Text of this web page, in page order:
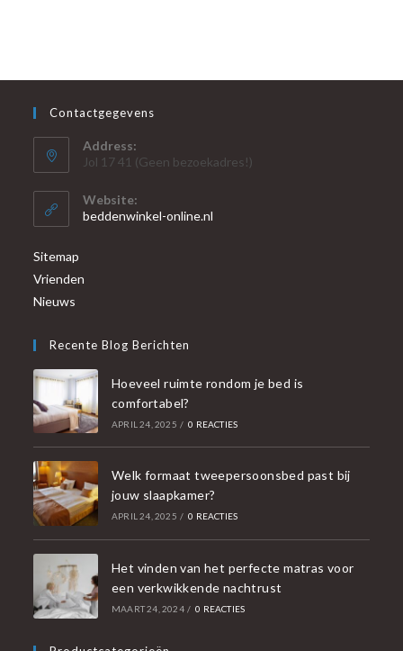
Contactgegevens
Address:
Jol 17 41 (Geen bezoekadres!)
Website:
beddenwinkel-online.nl
Sitemap
Vrienden
Nieuws
Recente Blog Berichten
Hoeveel ruimte rondom je bed is
comfortabel?
APRIL 24, 2025 / 0 REACTIES
Welk formaat tweepersoonsbed past bij
jouw slaapkamer?
APRIL 24, 2025 / 0 REACTIES
Het vinden van het perfecte matras voor
een verkwikkende nachtrust
MAART 24, 2024 / 0 REACTIES